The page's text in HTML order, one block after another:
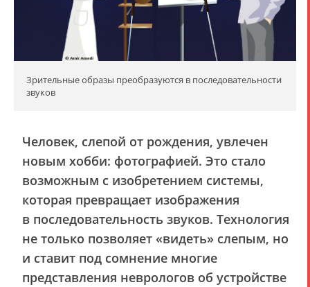
Зрительные образы преобразуются в последовательности
звуков
Человек, слепой от рождения, увлечен
новым хобби: фотографией. Это стало
возможным с изобретением системы,
которая превращает изображения
в последовательность звуков. Технология
не только позволяет «видеть» слепым, но
и ставит под сомнение многие
представления неврологов об устройстве